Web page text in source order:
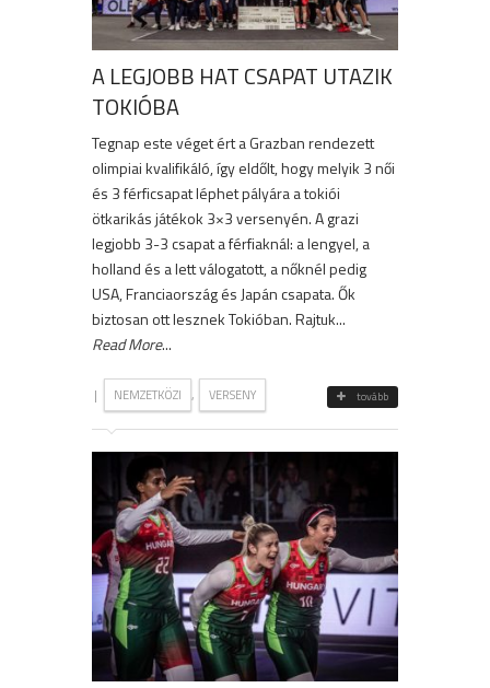
A LEGJOBB HAT CSAPAT UTAZIK
TOKIÓBA
Tegnap este véget ért a Grazban rendezett
olimpiai kvalifikáló, így eldőlt, hogy melyik 3 női
és 3 férficsapat léphet pályára a tokiói
ötkarikás játékok 3×3 versenyén. A grazi
legjobb 3-3 csapat a férfiaknál: a lengyel, a
holland és a lett válogatott, a nőknél pedig
USA, Franciaország és Japán csapata. Ők
biztosan ott lesznek Tokióban. Rajtuk...
Read More...
| NEMZETKÖZI , VERSENY tovább